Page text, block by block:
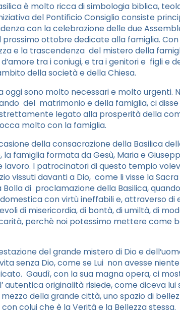
è molto ricca di simbologia biblica,
del Pontificio Consiglio consiste
con la celebrazione delle due
ottobre dedicate alla famiglia. Con
e la trascendenza del mistero della
tra i coniugi, e tra i genitori e figli e
della società e della Chiesa.
oggi sono molto necessari e molto urgenti.
del matrimonio e della famiglia, ci
legato alla prosperità della
molto con la famiglia.
della consacrazione della Basilica
la famiglia formata da Gesù, Maria e
I patrocinatori di questo tempio
vissuti davanti a Dio, come li visse la
di proclamazione della Basilica,
con virtù ineffabili e, attraverso di
di misericordia, di bontà, di umiltà, di
perchè noi potessimo mettere come
del grande mistero di Dio e
senza Dio, come se Lui non avesse
Gaudì, con la sua magna opera, ci
autentica originalità risiede, come diceva lui
della grande città, uno spazio di
colui che è la Verità e la Bellezza stessa.